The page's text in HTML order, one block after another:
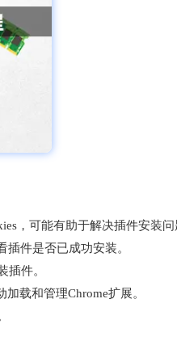
，可能有助于解决插件安装问
件是否已成功安装。
插件。
载和管理Chrome扩展。